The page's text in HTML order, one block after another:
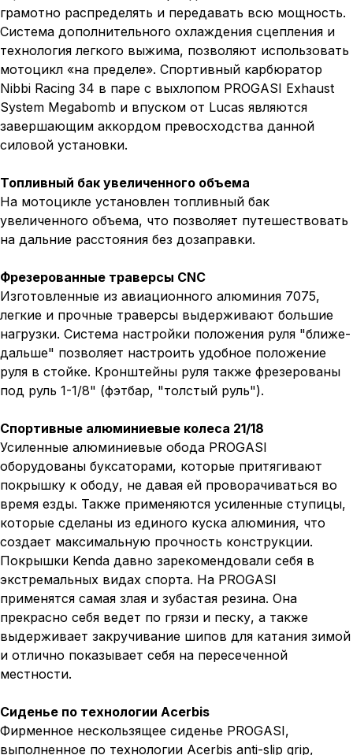
грамотно распределять и передавать всю мощность.
Система дополнительного охлаждения сцепления и
технология легкого выжима, позволяют использовать
мотоцикл «на пределе». Спортивный карбюратор
Nibbi Racing 34 в паре с выхлопом PROGASI Exhaust
System Megabomb и впуском от Lucas являются
завершающим аккордом превосходства данной
силовой установки.
Топливный бак увеличенного объема
На мотоцикле установлен топливный бак
увеличенного объема, что позволяет путешествовать
на дальние расстояния без дозаправки.
Фрезерованные траверсы CNC
Изготовленные из авиационного алюминия 7075,
легкие и прочные траверсы выдерживают большие
нагрузки. Система настройки положения руля "ближе-
дальше" позволяет настроить удобное положение
руля в стойке. Кронштейны руля также фрезерованы
под руль 1-1/8" (фэтбар, "толстый руль").
Спортивные алюминиевые колеса 21/18
Усиленные алюминиевые обода PROGASI
оборудованы буксаторами, которые притягивают
покрышку к ободу, не давая ей проворачиваться во
время езды. Также применяются усиленные ступицы,
которые сделаны из единого куска алюминия, что
создает максимальную прочность конструкции.
Покрышки Kenda давно зарекомендовали себя в
экстремальных видах спорта. На PROGASI
применятся самая злая и зубастая резина. Она
прекрасно себя ведет по грязи и песку, а также
выдерживает закручивание шипов для катания зимой
и отлично показывает себя на пересеченной
местности.
Сиденье по технологии Acerbis
Фирменное нескользящее сиденье PROGASI,
выполненное по технологии Acerbis anti-slip grip,